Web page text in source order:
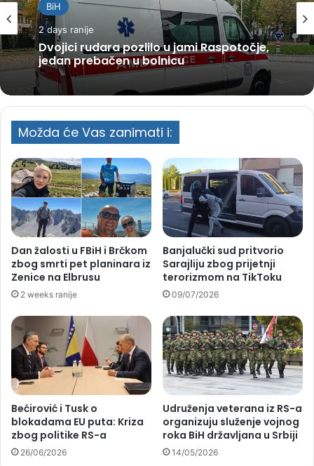
BiH
2 days ranije
Dvojici rudara pozlilo u jami Raspotočje,
jedan prebačen u bolnicu
Možda će Vas zanimati i:
Dan žalosti u FBiH i Brčkom
zbog smrti pet planinara iz
Zenice na Elbrusu
2 weeks ranije
Banjalučki sud pritvorio
Sarajliju zbog prijetnji
terorizmom na TikToku
09/07/2026
Bećirović i Tusk o
blokadama EU puta: Kriza
zbog politike RS-a
26/06/2026
Udruženja veterana iz RS-a
organizuju služenje vojnog
roka BiH državljana u Srbiji
14/05/2026